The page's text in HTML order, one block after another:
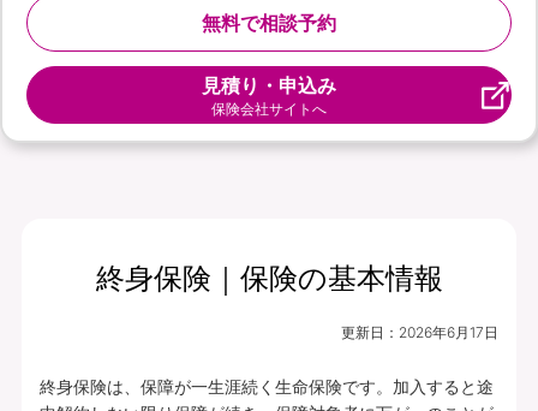
無料で相談予約
見積り・申込み
保険会社サイトへ
終身保険｜保険の基本情報
更新日： 2026年6月17日
終身保険は、保障が一生涯続く生命保険です。加入すると途